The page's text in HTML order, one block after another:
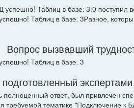
Таблиц в базе: 3:0 поступил
Таблиц в базе: 3Разное,
Вопрос вызвавший
Таблиц в базе: 3
полноценный ответ, был привлечен
требуемой тематике "Подключение к